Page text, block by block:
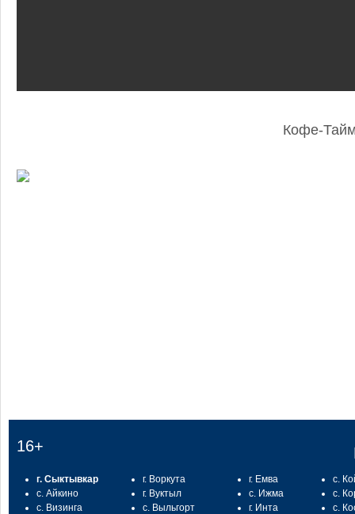
Кофе-
16+
г. Сыктывкар
с. Айкино
с. Визинга
г. Воркута
г. Вуктыл
с. Выльгорт
г. Емва
с. Ижма
г. Инта
с.
с.
с.